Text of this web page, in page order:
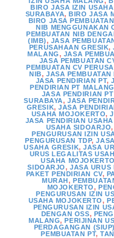
BIRO JASA IZIN
SURABAYA,BIRO JASA
BIRO JASA
NIB MENGGUNAKAN
PEMBUATAN NIB
(IMB), JASA
PERUSAHAAN GRESIK,
MALANG, JASA
JASA PEMBUATAN
PEMBUATAN CV
NIB,JASA PEMBUATAN
JASA PENDIRIAN PT,
PENDIRIAN PT MALANG
JASA PENDIRIAN
SURABAYA,JASA
GRESIK,JASA
USAHA MOJOKERTO,
JASA PENDIRIAN
USAHA SIDOARJO
PENGURUSAN IZIN
PENGURUSAN TDP,
USAHA GRESIK,JASA
URUS LEGALITAS
USAHA MOJOKERTO
SIDOARJO,JASA URUS
PAKET PENDIRIAN CV,
MURAH,
MOJOKERTO,
PENGURUSAN IZIN
USAHA MOJOKERTO,
PENGURUSAN IZIN
DENGAN OSS,
MALANG,PERIJINAN
PERDAGANGAN (SIUP)
PEMBUATAN PT,